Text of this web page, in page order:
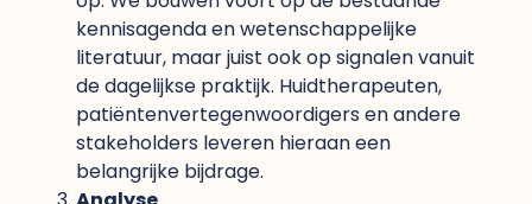
kennisagenda en wetenschappelijke
literatuur, maar juist ook op signalen vanuit
de dagelijkse praktijk. Huidtherapeuten,
patiëntenvertegenwoordigers en andere
stakeholders leveren hieraan een
belangrijke bijdrage.